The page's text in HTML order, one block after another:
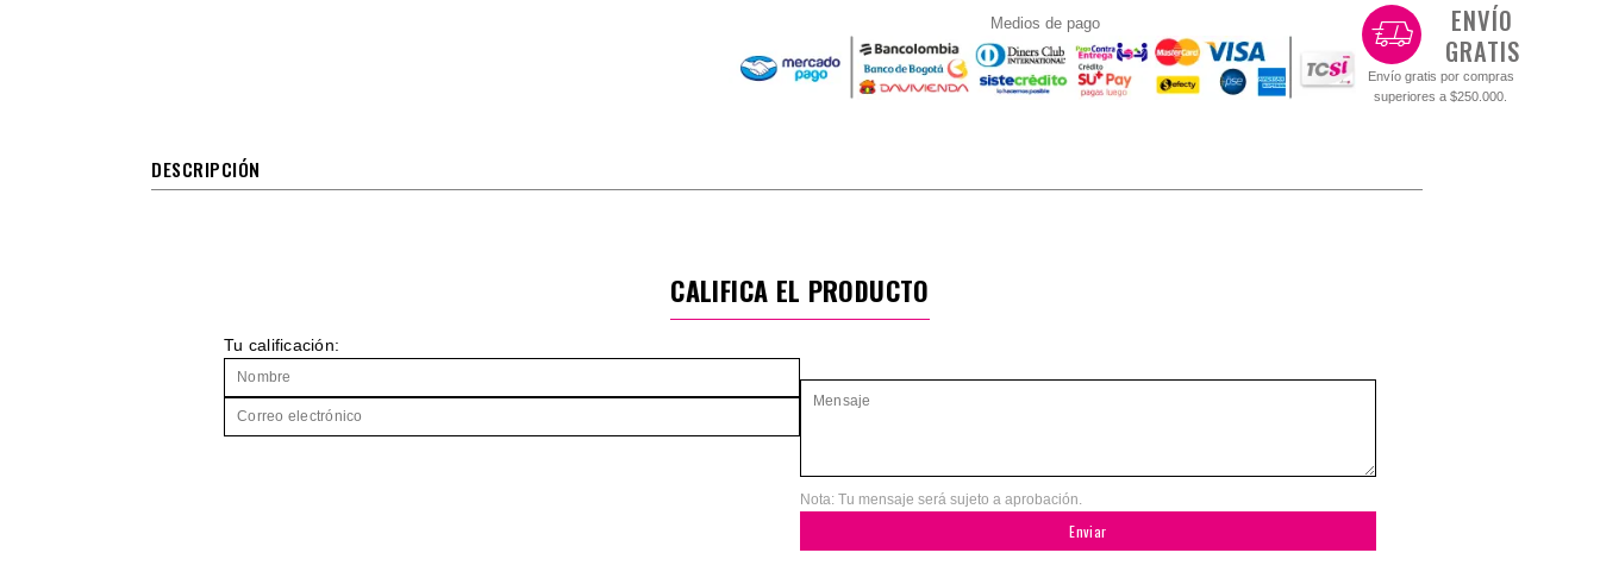
Medios de pago
ENVÍO
GRATIS
Envío gratis por compras
superiores a $250.000.
DESCRIPCIÓN
CALIFICA EL PRODUCTO
Tu calificación:
Nota: Tu mensaje será sujeto a aprobación.
Enviar